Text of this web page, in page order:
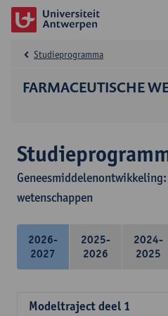
FARMACEUTISCHE
Studieprogramma
wetenschappen
2026-
2027
2025-
2026
2024-
2025
Modeltraject deel 1